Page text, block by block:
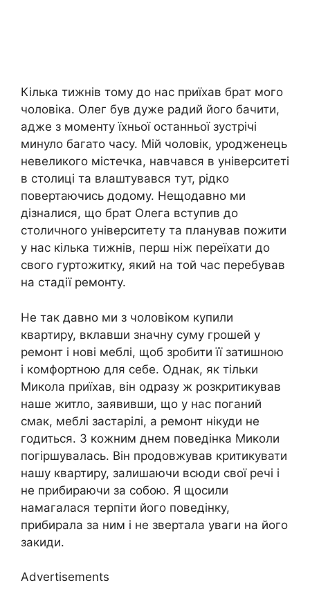
Кілька тижнів тому до нас приїхав брат мого
чоловіка. Олег був дуже радий його бачити,
адже з моменту їхньої останньої зустрічі
минуло багато часу. Мій чоловік, уродженець
невеликого містечка, навчався в університеті
в столиці та влаштувався тут, рідко
повертаючись додому. Нещодавно ми
дізналися, що брат Олега вступив до
столичного університету та планував пожити
у нас кілька тижнів, перш ніж переїхати до
свого гуртожитку, який на той час перебував
на стадії ремонту.
Не так давно ми з чоловіком купили
квартиру, вклавши значну суму грошей у
ремонт і нові меблі, щоб зробити її затишною
і комфортною для себе. Однак, як тільки
Микола приїхав, він одразу ж розкритикував
наше житло, заявивши, що у нас поганий
смак, меблі застарілі, а ремонт нікуди не
годиться. З кожним днем поведінка Миколи
погіршувалась. Він продовжував критикувати
нашу квартиру, залишаючи всюди свої речі і
не прибираючи за собою. Я щосили
намагалася терпіти його поведінку,
прибирала за ним і не звертала уваги на його
закиди.
Advertisements